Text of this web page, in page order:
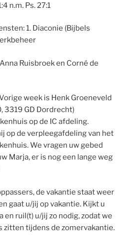
n.m. Ps. 27:1
1. Diaconie (Bijbels
Ruisbroek en Corné de
week is Henk Groeneveld
3319 GD Dordrecht)
op de IC afdeling.
op de verpleegafdeling van het
We vragen uw gebed
Marja, er is nog een lange weg
de vakantie staat weer
gaat u/jij op vakantie. Kijkt u
en ruil(t) u/jij zo nodig, zodat we
zitten tijdens de zomervakantie.